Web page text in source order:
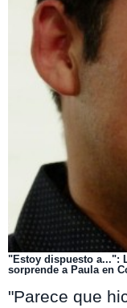
"Estoy dispuesto a...":
sorprende a Paula en
"Parece que